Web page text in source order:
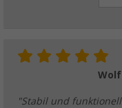
"Stabil und